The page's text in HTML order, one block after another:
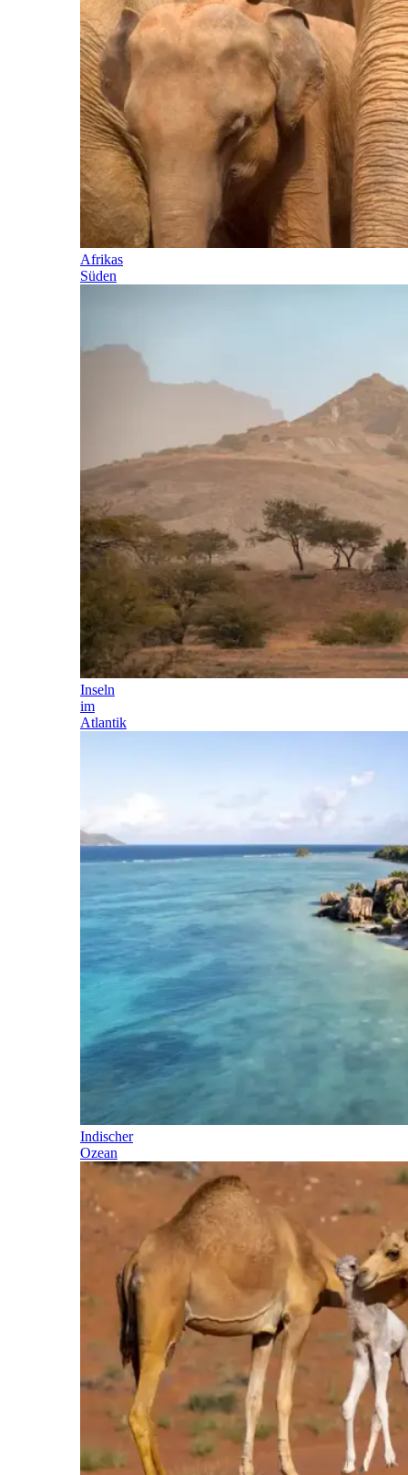
Afrikas
Süden
Inseln
im
Atlantik
Indischer
Ozean